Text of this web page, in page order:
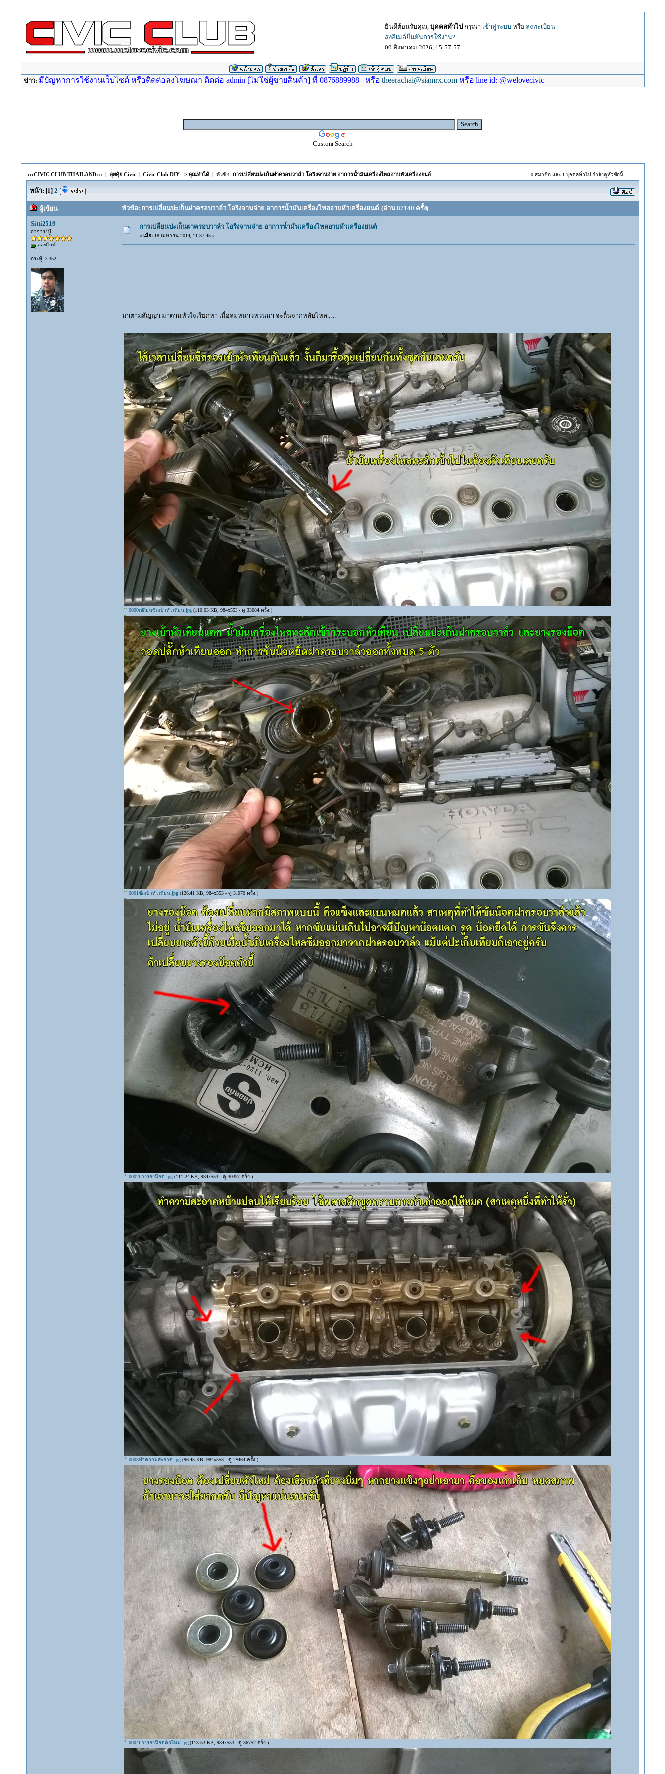
ยินดีต้อนรับคุณ, บุคคลทั่วไป กรุณา เข้าสู่ระบบหรือ ลงทะเบียน
ส่งอีเมล์ยืนยันการใช้งาน?
09 สิงหาคม 2026, 15:57:57
ข่าว: มีปัญหาการใช้งานเว็บไซต์ หรือติดต่อลงโฆษณา ติดต่อ admin [ไม่ใช่ผู้ขายสินค้า] ที่ 0876889988 หรือtheerachai@siamrx.com หรือ line id: @welovecivic
Custom Search
:::CIVIC CLUB THAILAND::: | คุยคุ้ย Civic| Civic Club DIY => คุณทำได้| หัวข้อ: การเปลี่ยนปะเก็นฝาครอบวาล์ว โอริงจานจ่าย อาการน้ำมันเครื่องไหลอาบหัวเครื่องยนต์ 0 สมาชิก และ 1 บุคคลทั่วไป กำลังดูหัวข้อนี้
หน้า: [1] 2
ผู้เขียน หัวข้อ: การเปลี่ยนปะเก็นฝาครอบวาล์ว โอริงจานจ่าย อาการน้ำมันเครื่องไหลอาบหัวเครื่องยนต์ (อ่าน 87140 ครั้ง)
Sitti2519
อาจารย์ปู่
ออฟไลน์
กระทู้: 3,352
การเปลี่ยนปะเก็นฝาครอบวาล์ว โอริงจานจ่าย อาการน้ำมันเครื่องไหลอาบหัวเครื่องยนต์
« เมื่อ:18 เมษายน 2014, 11:37:45 »
มาตามสัญญา มาตามหัวใจเรียกหา เมื่อลมหนาวหวนมา จะตื่นจากหลับไหล......
0000เปลี่ยนซีลเบ้าหัวเทียน.jpg(110.03 KB, 984x553 - ดู 33084 ครั้ง.)
0001ซีลเบ้าหัวเทียน.jpg(126.41 KB, 984x553 - ดู 31070 ครั้ง.)
0002ยางรองน๊อต.jpg(111.24 KB, 984x553 - ดู 30397 ครั้ง.)
0003ทำความสะอาด.jpg(96.45 KB, 984x553 - ดู 29464 ครั้ง.)
0004ยางรองน๊อตตัวใหม่.jpg(113.53 KB, 984x553 - ดู 36752 ครั้ง.)